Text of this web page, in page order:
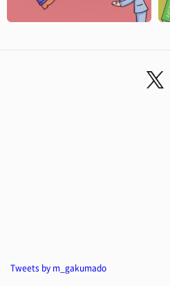
Tweets by m_gakumado